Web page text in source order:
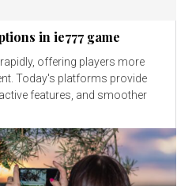
in ie777 game
offering players more
Today's platforms provide
features, and smoother